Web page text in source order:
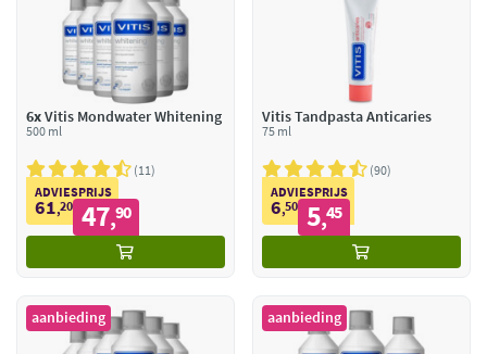
6xVitis Mondwater Whitening
500 ml
11
ADVIESPRIJS
61,20 47,90
Vitis Tandpasta Anticaries
75 ml
90
ADVIESPRIJS
6,50 5,45
aanbieding aanbieding